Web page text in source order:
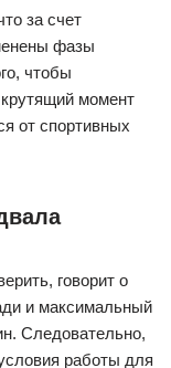
за счет
фазы
чтобы
момент
от спортивных
говорит о
и максимальный
Следовательно,
работы для